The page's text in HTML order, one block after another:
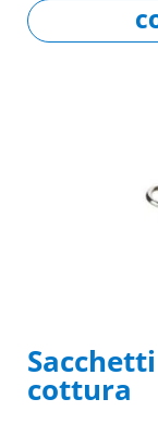
cottura